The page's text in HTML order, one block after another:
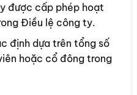
được cấp phép hoạt
Điều lệ công ty.
định dựa trên tổng số
hoặc cổ đông trong